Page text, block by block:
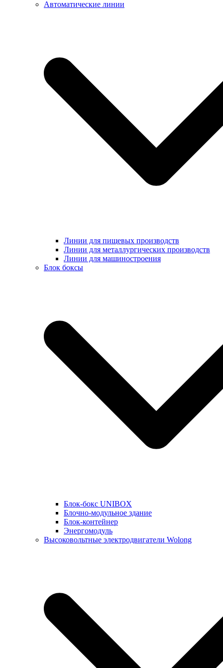
Автоматические линии
Линии для пищевых производств
Линии для металлургических производств
Линии для машиностроения
Блок боксы
Блок-бокс UNIBOX
Блочно-модульное здание
Блок-контейнер
Энергомодуль
Высоковольтные электродвигатели Wolong